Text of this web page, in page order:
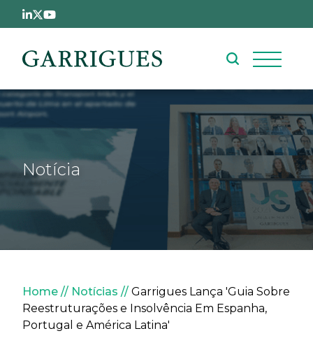
Passar para o conteúdo principal
Notícia
Navegação estrutural
Home Notícias
Garrigues Lança 'Guia Sobre
Reestruturações e Insolvência Em Espanha,
Portugal e América Latina'